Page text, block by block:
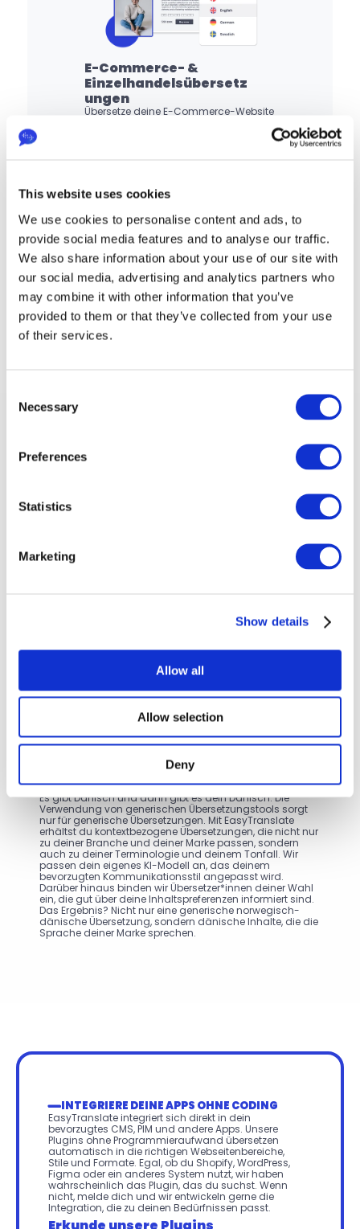
This website uses cookies
We use cookies to personalise content and ads, to
provide social media features and to analyse our traffic.
We also share information about your use of our site with
our social media, advertising and analytics partners who
may combine it with other information that you’ve
provided to them or that they’ve collected from your use
of their services.
Selection
Necessary
Preferences
Statistics
Marketing
Show details
Allow all
Allow selection
Deny
E-Commerce- &
Einzelhandelsübersetz
ungen
Übersetze deine E-Commerce-Website
übersetzte Produktbeschreibungen,
verbessertes SEO und markengerechte
Kommunikation, sodass deine Marke
ihr Zielpublikum erreicht, egal wo sie
sich befinden.
Weitere Informationen
Deine Daten sind bei uns
Informationen hat für uns höchste Priorität. Deine Daten
bleiben sicher, konform und unter deiner Kontrolle.
Dänisch vs DEIN Dänisch
Es gibt Dänisch und dann gibt es dein Dänisch. Die
Verwendung von generischen Übersetzungstools sorgt
nur für generische Übersetzungen. Mit EasyTranslate
erhältst du kontextbezogene Übersetzungen, die nicht nur
zu deiner Branche und deiner Marke passen, sondern
auch zu deiner Terminologie und deinem Tonfall. Wir
passen dein eigenes KI-Modell an, das deinem
bevorzugten Kommunikationsstil angepasst wird.
Darüber hinaus binden wir Übersetzer*innen deiner Wahl
ein, die gut über deine Inhaltspreferenzen informiert sind.
Das Ergebnis? Nicht nur eine generische norwegisch-
dänische Übersetzung, sondern dänische Inhalte, die die
Sprache deiner Marke sprechen.
INTEGRIERE DEINE APPS OHNE CODING
EasyTranslate integriert sich direkt in dein
bevorzugtes CMS, PIM und andere Apps. Unsere
Plugins ohne Programmieraufwand übersetzen
automatisch in die richtigen Webseitenbereiche,
Stile und Formate. Egal, ob du Shopify, WordPress,
Figma oder ein anderes System nutzt, wir haben
wahrscheinlich das Plugin, das du suchst. Wenn
nicht, melde dich und wir entwickeln gerne die
Integration, die zu deinen Bedürfnissen passt.